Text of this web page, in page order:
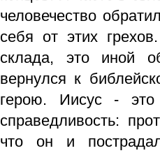
человечество
себя от этих
склада, это иной
вернулся к
герою. Иисус - это
справедливость:
что он и